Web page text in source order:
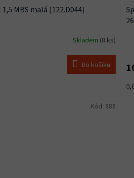
MBS malá (122.D044)
Skladem (8 ks)
Do košíku
Kód: 888